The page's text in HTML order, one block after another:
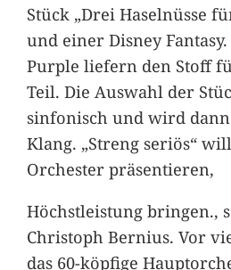
Stück „Drei Haselnüsse
und einer Disney
Purple liefern den Stoff
Teil. Die Auswahl der
sinfonisch und wird
Klang. „Streng seriös“
Orchester präsentieren,
Höchstleistung bringen.,
Christoph Bernius. Vor
das 60-köpfige